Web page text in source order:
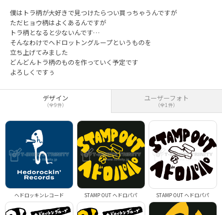
僕はトラ柄が大好きで見つけたらつい買っちゃうんですが
ただヒョウ柄はよくあるんですが
トラ柄となると少ないんです…
そんなわけでヘドロットングループというものを
立ち上げてみました
どんどんトラ柄のものを作っていく予定です
よろしくですぅ
デザイン
（全9件）
ユーザーフォト
（全1件）
ヘドロッキンレコード STAMP OUT へドロパパ STAMP OUT へドロパパ